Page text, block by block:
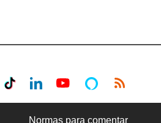
Normas para comentar